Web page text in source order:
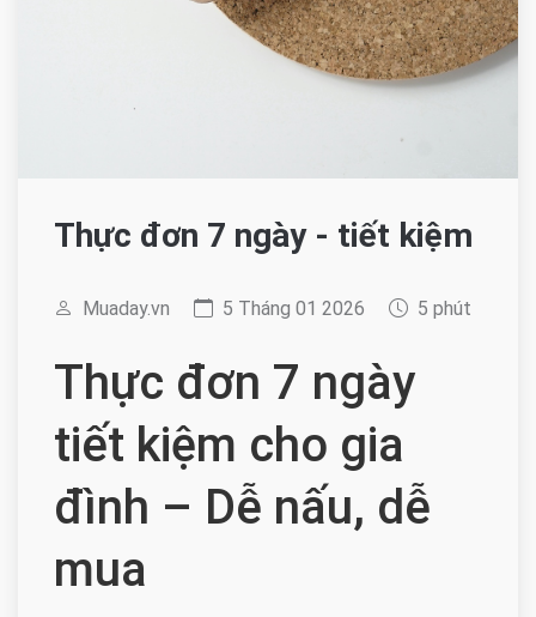
Thực đơn 7 ngày - tiết kiệm
Muaday.vn 5 Tháng 01 2026 5 phút
Thực đơn 7 ngày
tiết kiệm cho gia
đình – Dễ nấu, dễ
mua